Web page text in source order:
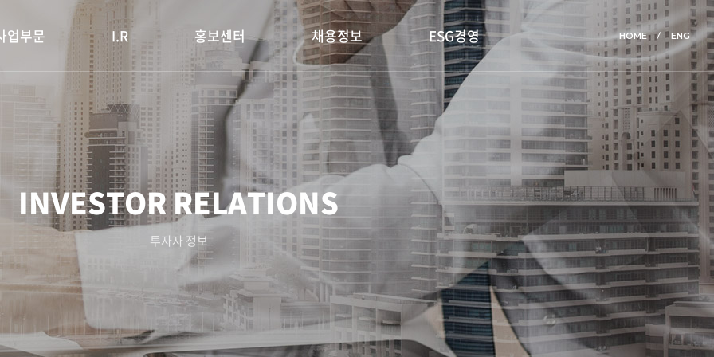
HOME ENG
업부문 I.R 홍보센터 채용정보 ESG경영
INVESTOR RELATIONS
투자자 정보